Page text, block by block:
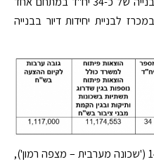
לבניית יחידות דיור בבנייה
המכרז הוא חלק מתכנית 146/03/27 ('שכונה מערבית – מצפה רמון'),